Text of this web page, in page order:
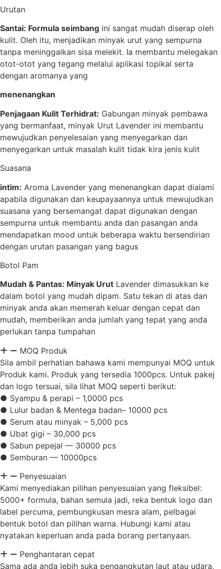
Urutan
Santai: Formula seimbang ini sangat mudah diserap oleh
kulit. Oleh itu, menjadikan minyak urut yang sempurna
tanpa meninggalkan sisa melekit. Ia membantu melegakan
otot-otot yang tegang melalui aplikasi topikal serta
dengan aromanya yang
menenangkan
Penjagaan Kulit Terhidrat: Gabungan minyak pembawa
yang bermanfaat, minyak Urut Lavender ini membantu
mewujudkan penyelesaian yang menyegarkan dan
menyegarkan untuk masalah kulit tidak kira jenis kulit
Suasana
intim: Aroma Lavender yang menenangkan dapat dialami
apabila digunakan dan keupayaannya untuk mewujudkan
suasana yang bersemangat dapat digunakan dengan
sempurna untuk membantu anda dan pasangan anda
mendapatkan mood untuk beberapa waktu bersendirian
dengan urutan pasangan yang bagus
Botol Pam
Mudah & Pantas: Minyak Urut Lavender dimasukkan ke
dalam botol yang mudah dipam. Satu tekan di atas dan
minyak anda akan memerah keluar dengan cepat dan
mudah, memberikan anda jumlah yang tepat yang anda
perlukan tanpa tumpahan
MOQ Produk
Sila ambil perhatian bahawa kami mempunyai MOQ untuk
Produk kami. Produk yang tersedia 1000pcs. Untuk pakej
dan logo tersuai, sila lihat MOQ seperti berikut:
● Syampu & perapi – 1,0000 pcs
● Lulur badan & Mentega badan– 10000 pcs
● Serum atau minyak – 5,000 pcs
● Ubat gigi – 30,000 pcs
● Sabun pepejal — 30000 pcs
● Semburan — 10000pcs
Penyesuaian
Kami menyediakan pilihan penyesuaian yang fleksibel:
5000+ formula, bahan semula jadi, reka bentuk logo dan
label percuma, pembungkusan mesra alam, pelbagai
bentuk botol dan pilihan warna. Hubungi kami atau
nyatakan keperluan anda pada borang pertanyaan.
Penghantaran cepat
Sama ada anda lebih suka pengangkutan laut atau udara,